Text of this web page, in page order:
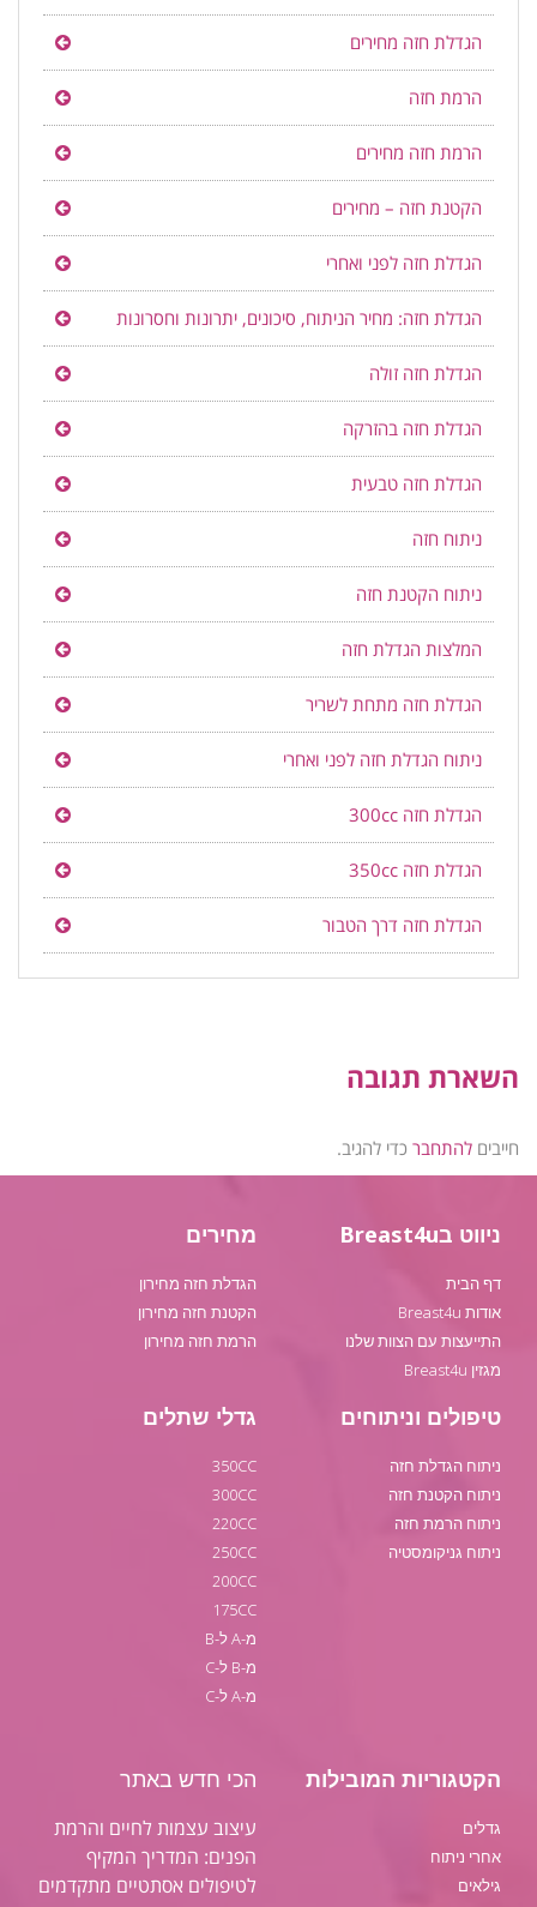
הגדלת חזה מחירים
הרמת חזה
הרמת חזה מחירים
הקטנת חזה – מחירים
הגדלת חזה לפני ואחרי
הגדלת חזה: מחיר הניתוח, סיכונים, יתרונות וחסרונות
הגדלת חזה זולה
הגדלת חזה בהזרקה
הגדלת חזה טבעית
ניתוח חזה
ניתוח הקטנת חזה
המלצות הגדלת חזה
הגדלת חזה מתחת לשריר
ניתוח הגדלת חזה לפני ואחרי
הגדלת חזה 300cc
הגדלת חזה 350cc
הגדלת חזה דרך הטבור
השארת תגובה
חייבים להתחבר כדי להגיב.
ניווט בBreast4u
דף הבית
אודות Breast4u
התייעצות עם הצוות שלנו
מגזין Breast4u
מחירים
הגדלת חזה מחירון
הקטנת חזה מחירון
הרמת חזה מחירון
טיפולים וניתוחים
ניתוח הגדלת חזה
ניתוח הקטנת חזה
ניתוח הרמת חזה
ניתוח גניקומסטיה
גדלי שתלים
350CC
300CC
220CC
250CC
200CC
175CC
מ-A ל-B
מ-B ל-C
מ-A ל-C
הקטגוריות המובילות
גדלים
אחרי ניתוח
גילאים
הכי חדש באתר
עיצוב עצמות לחיים והרמת
הפנים: המדריך המקיף
לטיפולים אסתטיים מתקדמים